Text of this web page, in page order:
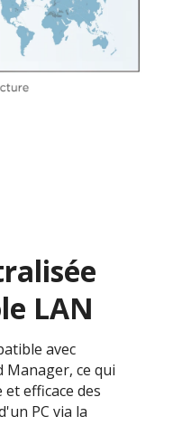
LAN
avec
Manager, ce qui
efficace des
PC via la